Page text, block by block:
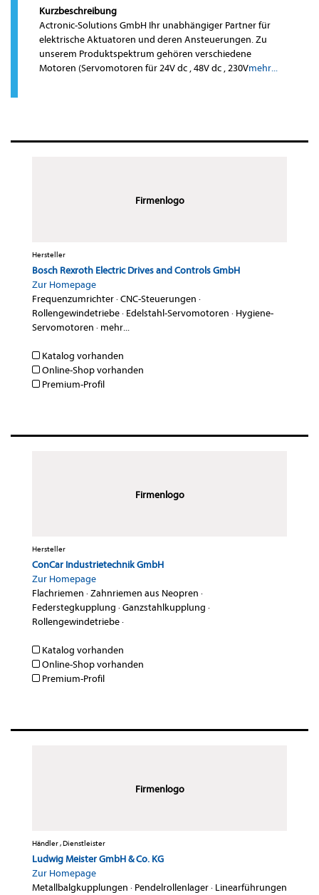
Kurzbeschreibung
Actronic-Solutions GmbH Ihr unabhängiger Partner für
elektrische Aktuatoren und deren Ansteuerungen. Zu
unserem Produktspektrum gehören verschiedene
Motoren (Servomotoren für 24V dc , 48V dc , 230Vmehr...
Firmenlogo
Hersteller
Bosch Rexroth Electric Drives and Controls GmbH
Zur Homepage
Frequenzumrichter·CNC-Steuerungen ·
Rollengewindetriebe· Edelstahl-Servomotoren · Hygiene-
Servomotoren · mehr...
Katalog vorhanden
Online-Shop vorhanden
Premium-Profil
Firmenlogo
Hersteller
ConCar Industrietechnik GmbH
Zur Homepage
Flachriemen ·Zahnriemen aus Neopren ·
Federstegkupplung ·Ganzstahlkupplung ·
Rollengewindetriebe·
Katalog vorhanden
Online-Shop vorhanden
Premium-Profil
Firmenlogo
Händler , Dienstleister
Ludwig Meister GmbH & Co. KG
Zur Homepage
Metallbalgkupplungen · Pendelrollenlager· Linearführungen